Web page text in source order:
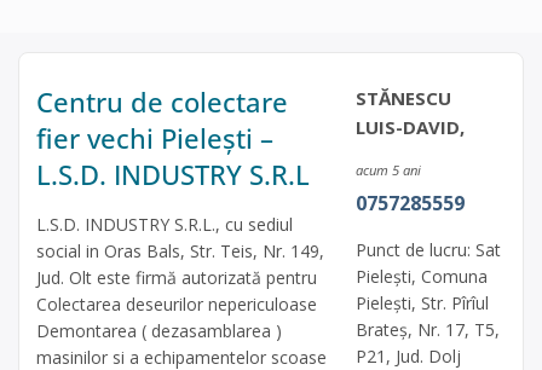
Centru de colectare
fier vechi Pieleşti –
L.S.D. INDUSTRY S.R.L
L.S.D. INDUSTRY S.R.L., cu sediul
social in Oras Bals, Str. Teis, Nr. 149,
Jud. Olt este firmă autorizată pentru
Colectarea deseurilor nepericuloase
Demontarea ( dezasamblarea )
masinilor si a echipamentelor scoase
STĂNESCU
LUIS-DAVID,
acum 5 ani
0757285559
Punct de lucru: Sat
Pieleşti, Comuna
Pieleşti, Str. Pîrîul
Brateş, Nr. 17, T5,
P21, Jud. Dolj